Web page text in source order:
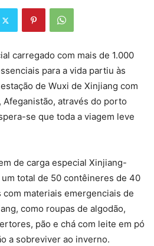
carregado com mais de 1.000
para a vida partiu às
de Wuxi de Xinjiang com
através do porto
se que toda a viagem leve
de carga especial Xinjiang-
total de 50 contêineres de 40
com materiais emergenciais de
como roupas de algodão,
pão e chá com leite em pó
a sobreviver ao inverno.